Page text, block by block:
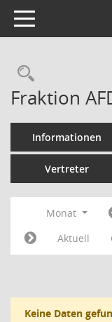
Toggle navigation
Fraktion
Informationen
Vertreter
Monat
Aktuell
Keine Daten